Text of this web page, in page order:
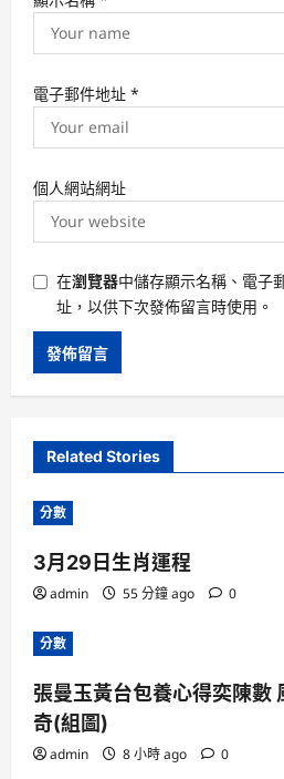
電子郵件地址 *
個人網站網址
在瀏覽器中儲存顯示名稱、電子
址，以供下次發佈留言時使用。
Related Stories
分數
3月29日生肖運程
admin 55 分鐘 ago 0
分數
張曼玉黃台包養心得奕陳數
奇(組圖)
admin 8 小時 ago 0